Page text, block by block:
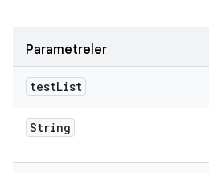
Parametreler
testList
String